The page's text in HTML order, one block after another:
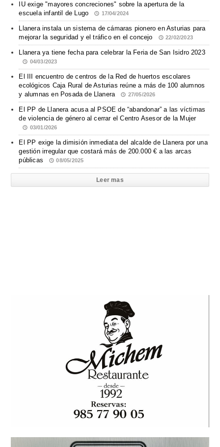
IU exige "mayores concreciones" sobre la apertura de la
escuela infantil de Lugo
17/04/2024
Llanera instala un sistema de cámaras pionero en Asturias para
mejorar la seguridad y el tráfico en el concejo
22/02/2023
Llanera ya tiene fecha para celebrar la Feria de San Isidro 2023
04/03/2023
El III encuentro de centros de la Red de huertos escolares
ecológicos Caja Rural de Asturias reúne a más de 100 alumnos
y alumnas en Posada de Llanera
27/05/2026
El PP de Llanera acusa al PSOE de “abandonar” a las víctimas
de violencia de género al cerrar el Centro Asesor de la Mujer
03/01/2026
El PP exige la dimisión inmediata del alcalde de Llanera por una
gestión irregular que costará más de 200.000 € a las arcas
públicas
08/05/2025
Leer mas